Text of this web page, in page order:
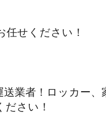
任せください！
送業者！ロッカー、
さい！